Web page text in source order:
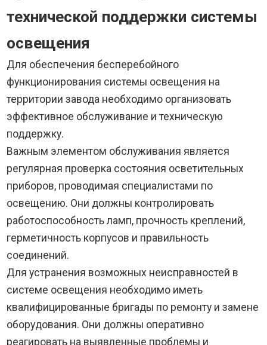
технической поддержки системы
освещения
Для обеспечения бесперебойного
функционирования системы освещения на
территории завода необходимо организовать
эффективное обслуживание и техническую
поддержку.
Важным элементом обслуживания является
регулярная проверка состояния осветительных
приборов, проводимая специалистами по
освещению. Они должны контролировать
работоспособность ламп, прочность креплений,
герметичность корпусов и правильность
соединений.
Для устранения возможных неисправностей в
системе освещения необходимо иметь
квалифицированные бригады по ремонту и замене
оборудования. Они должны оперативно
реагировать на выявленные проблемы и